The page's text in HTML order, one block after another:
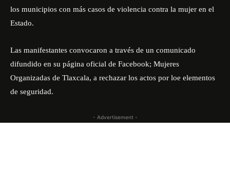
los municipios con más casos de violencia contra la mujer en el
Estado.
Las manifestantes convocaron a través de un comunicado
difundido en su página oficial de Facebook; Mujeres
Organizadas de Tlaxcala, a rechazar los actos por loe elementos
de seguridad.
- Advertisement -